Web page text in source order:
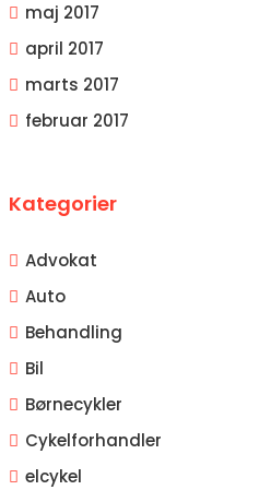
maj 2017
april 2017
marts 2017
februar 2017
Kategorier
Advokat
Auto
Behandling
Bil
Børnecykler
Cykelforhandler
elcykel